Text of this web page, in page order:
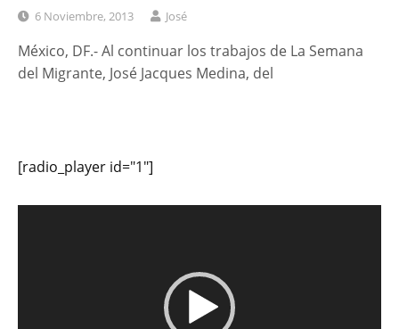
6 Noviembre, 2013 José
México, DF.- Al continuar los trabajos de La Semana
del Migrante, José Jacques Medina, del
[radio_player id="1"]